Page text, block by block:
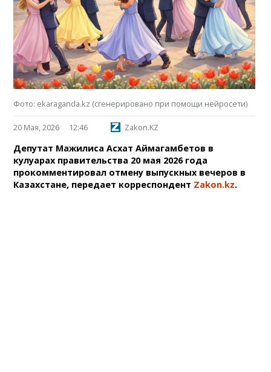
Фото: ekaraganda.kz (сгенерировано при помощи нейросети)
20 Мая, 2026 12:46 Zakon.KZ
Депутат Мажилиса Асхат Аймагамбетов в
кулуарах правительства 20 мая 2026 года
прокомментировал отмену выпускных вечеров в
Казахстане, передает корреспондент Zakon.kz.